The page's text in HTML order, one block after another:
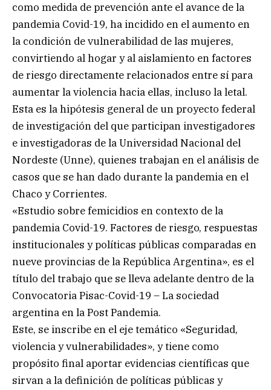
como medida de prevención ante el avance de la
pandemia Covid-19, ha incidido en el aumento en
la condición de vulnerabilidad de las mujeres,
convirtiendo al hogar y al aislamiento en factores
de riesgo directamente relacionados entre sí para
aumentar la violencia hacia ellas, incluso la letal.
Esta es la hipótesis general de un proyecto federal
de investigación del que participan investigadores
e investigadoras de la Universidad Nacional del
Nordeste (Unne), quienes trabajan en el análisis de
casos que se han dado durante la pandemia en el
Chaco y Corrientes.
«Estudio sobre femicidios en contexto de la
pandemia Covid-19. Factores de riesgo, respuestas
institucionales y políticas públicas comparadas en
nueve provincias de la República Argentina», es el
título del trabajo que se lleva adelante dentro de la
Convocatoria Pisac-Covid-19 – La sociedad
argentina en la Post Pandemia.
Este, se inscribe en el eje temático «Seguridad,
violencia y vulnerabilidades», y tiene como
propósito final aportar evidencias científicas que
sirvan a la definición de políticas públicas y